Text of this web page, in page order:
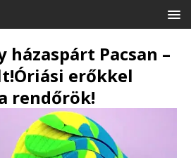
házaspárt Pacsan –
erőkkel
rendőrök!